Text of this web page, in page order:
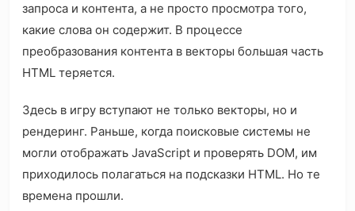
запроса и контента, а не просто просмотра того,
какие слова он содержит. В процессе
преобразования контента в векторы большая часть
HTML теряется.
Здесь в игру вступают не только векторы, но и
рендеринг. Раньше, когда поисковые системы не
могли отображать JavaScript и проверять DOM, им
приходилось полагаться на подсказки HTML. Но те
времена прошли.